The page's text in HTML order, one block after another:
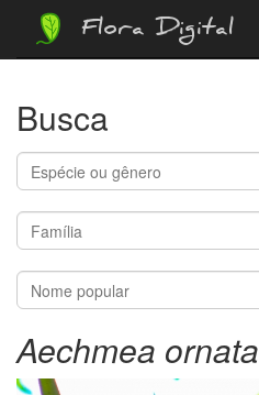
Flora Digital
Busca
Aechmea ornata